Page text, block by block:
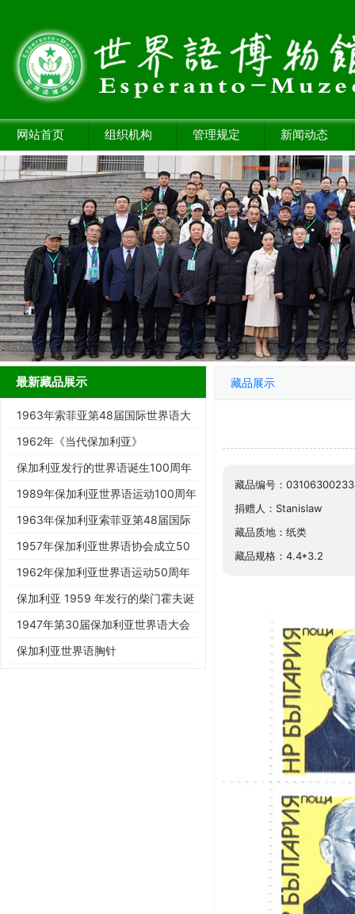
网站首页 组织机构 管理规定 新闻动态
最新藏品展示
1963年索菲亚第48届国际世界语大
会邮戳实寄封（19-a Kongreso…
1962年《当代保加利亚》
保加利亚发行的世界语诞生100周年
纪念邮票
1989年保加利亚世界语运动100周年
纪念邮票
1963年保加利亚索菲亚第48届国际
世界语大会纪念邮票
1957年保加利亚世界语协会成立50
周年纪念邮票
1962年保加利亚世界语运动50周年
加字纪念邮票
保加利亚 1959 年发行的柴门霍夫诞
辰百年纪念邮票
1947年第30届保加利亚世界语大会
纪念邮票（四方连）
保加利亚世界语胸针
藏品展示
藏品编号：
捐赠人：Stanislaw
藏品质地：纸类
藏品规格：4.4*3.2